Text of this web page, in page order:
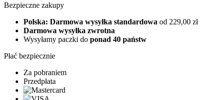
Bezpieczne zakupy
Polska: Darmowa wysyłka standardowa od 229,00 zł
Darmowa wysyłka zwrotna
Wysyłamy paczki do ponad 40 państw
Płać bezpiecznie
Za pobraniem
Przedpłata